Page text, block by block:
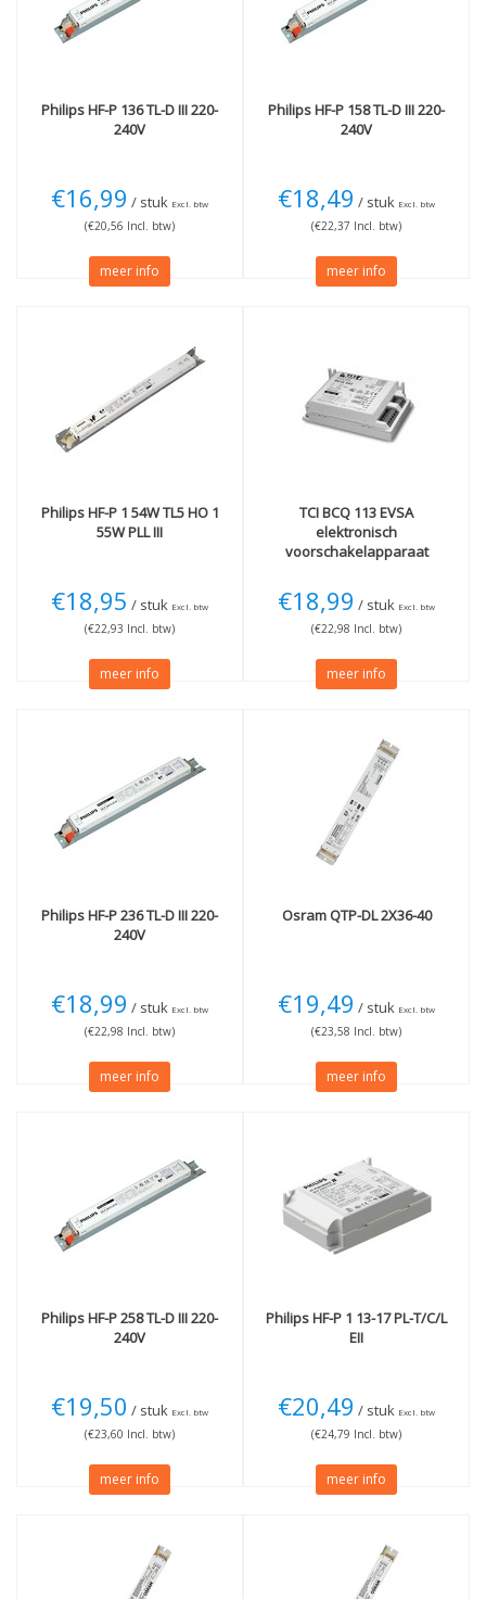
PhilipsHF-P 136 TL-D III 220-
240V
€16,99 / stuk Excl. btw
(€20,56 Incl. btw)
meer info
PhilipsHF-P 158 TL-D III 220-
240V
€18,49 / stuk Excl. btw
(€22,37 Incl. btw)
meer info
PhilipsHF-P 1 54W TL5 HO 1
55W PLL III
€18,95 / stuk Excl. btw
(€22,93 Incl. btw)
meer info
TCIBCQ 113 EVSA
elektronisch
voorschakelapparaat
€18,99 / stuk Excl. btw
(€22,98 Incl. btw)
meer info
PhilipsHF-P 236 TL-D III 220-
240V
€18,99 / stuk Excl. btw
(€22,98 Incl. btw)
meer info
OsramQTP-DL 2X36-40
€19,49 / stuk Excl. btw
(€23,58 Incl. btw)
meer info
PhilipsHF-P 258 TL-D III 220-
240V
€19,50 / stuk Excl. btw
(€23,60 Incl. btw)
meer info
PhilipsHF-P 1 13-17 PL-T/C/L
EII
€20,49 / stuk Excl. btw
(€24,79 Incl. btw)
meer info